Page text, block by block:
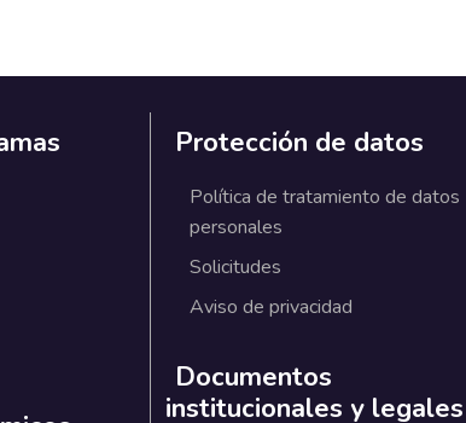
Protección de datos
Política de tratamiento de datos
personales
Solicitudes
Aviso de privacidad
Documentos
institucionales y legales